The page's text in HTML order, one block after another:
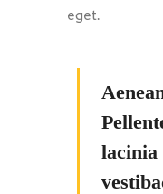
eget.
lacinia